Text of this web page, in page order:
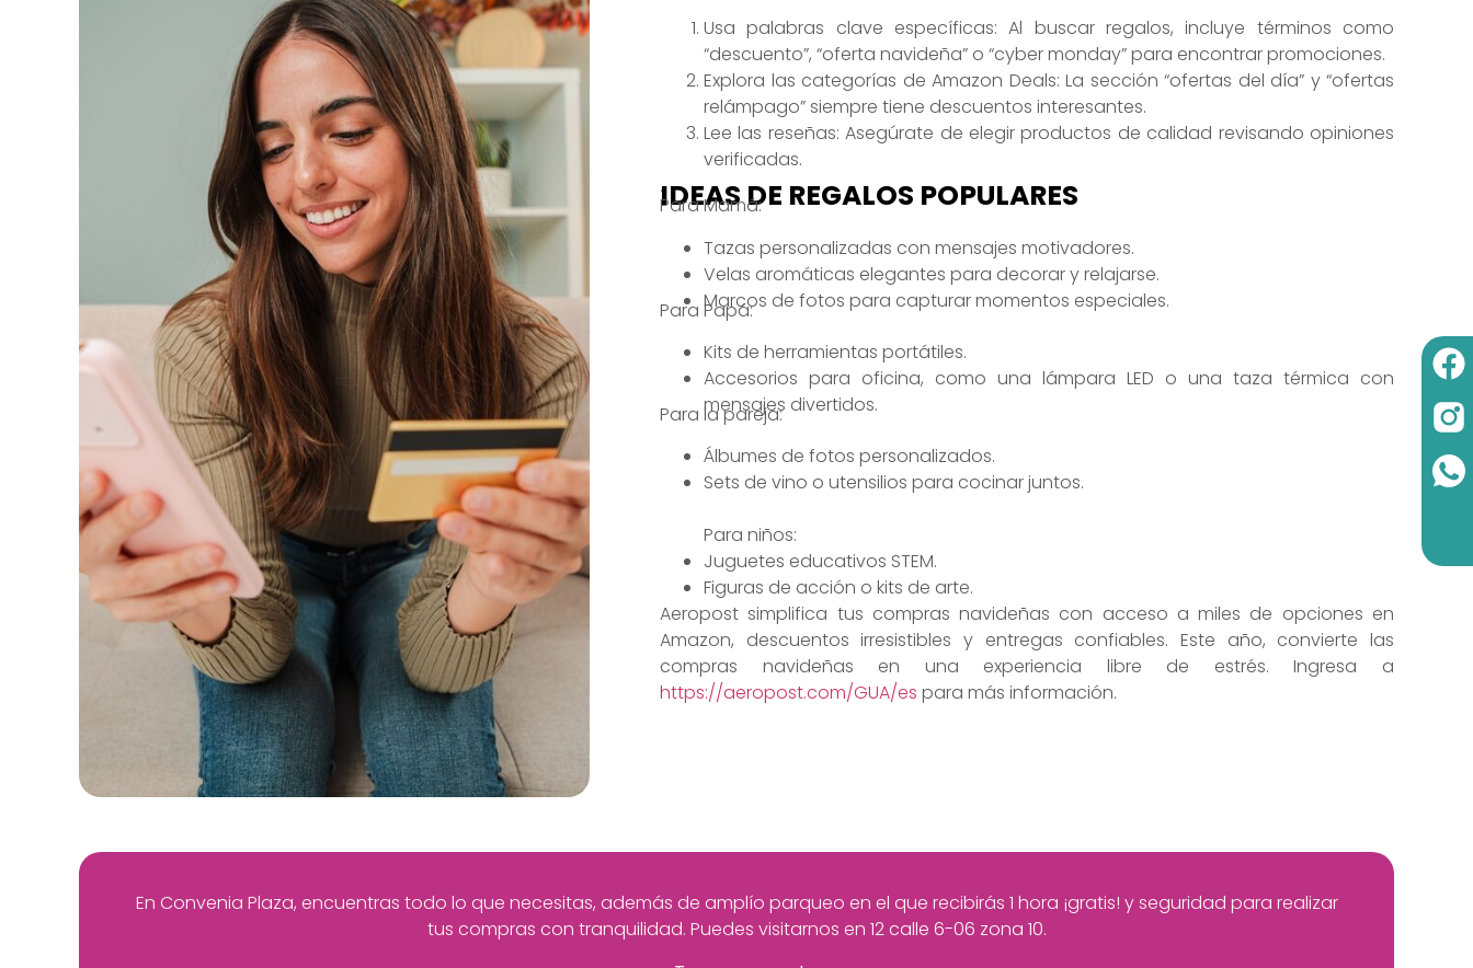
Usa palabras clave específicas: Al buscar regalos, incluye términos como
“descuento”, “oferta navideña” o “cyber monday” para encontrar promociones.
Explora las categorías de Amazon Deals: La sección “ofertas del día” y “ofertas
relámpago” siempre tiene descuentos interesantes.
Lee las reseñas: Asegúrate de elegir productos de calidad revisando opiniones
verificadas.
.IDEAS DE REGALOS POPULARES
Para Mamá:
Tazas personalizadas con mensajes motivadores.
Velas aromáticas elegantes para decorar y relajarse.
Marcos de fotos para capturar momentos especiales.
Para Papá:
Kits de herramientas portátiles.
Accesorios para oficina, como una lámpara LED o una taza térmica con
mensajes divertidos.
Para la pareja:
Álbumes de fotos personalizados.
Sets de vino o utensilios para cocinar juntos.
Para niños:
Juguetes educativos STEM.
Figuras de acción o kits de arte.
Aeropost simplifica tus compras navideñas con acceso a miles de opciones en
Amazon, descuentos irresistibles y entregas confiables. Este año, convierte las
compras navideñas en una experiencia libre de estrés. Ingresa a
https://aeropost.com/GUA/es para más información.
En Convenia Plaza, encuentras todo lo que necesitas, además de amplío parqueo en el que recibirás 1 hora ¡gratis! y seguridad para realizar
tus compras con tranquilidad. Puedes visitarnos en 12 calle 6-06 zona 10.